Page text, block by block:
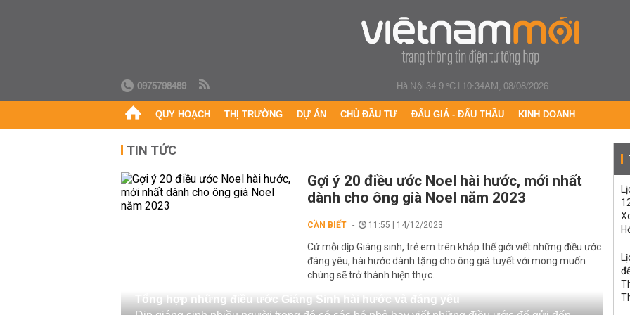
0975798489 Hà Nội 34.9 °C| 10:34AM, 08/08/2026
QUY HOẠCH THỊ TRƯỜNG DỰ ÁN CHỦ ĐẦU TƯ ĐẤU GIÁ - ĐẤU THẦU KINH DOANH
TIN TỨC
Gợi ý 20 điều ước Noel hài hước, mới nhất
dành cho ông già Noel năm 2023
CẦN BIẾT 11:55 | 14/12/2023
Cứ mỗi dịp Giáng sinh, trẻ em trên khắp thế giới viết những điều ước
đáng yêu, hài hước dành tặng cho ông già tuyết với mong muốn
chúng sẽ trở thành hiện thực.
Tổng hợp những điều ước Giáng Sinh hài hước và đáng yêu